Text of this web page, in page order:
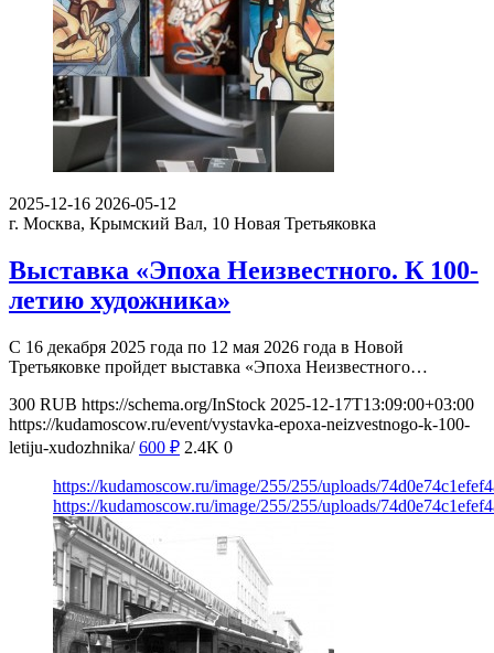
2025-12-16 2026-05-12
г. Москва, Крымский Вал, 10 Новая Третьяковка
Выставка «Эпоха Неизвестного. К 100-
летию художника»
С 16 декабря 2025 года по 12 мая 2026 года в Новой
Третьяковке пройдет выставка «Эпоха Неизвестного…
300 RUB https://schema.org/InStock 2025-12-17T13:09:00+03:00
https://kudamoscow.ru/event/vystavka-epoxa-neizvestnogo-k-100-
letiju-xudozhnika/ 600 ₽ 2.4K 0
https://kudamoscow.ru/image/255/255/uploads/
https://kudamoscow.ru/image/255/255/uploads/